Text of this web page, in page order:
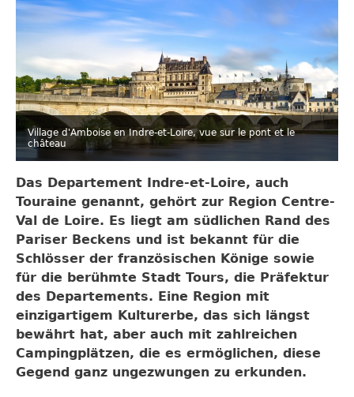
Village d'Amboise en Indre-et-Loire, vue sur le pont et le
château
Das Departement Indre-et-Loire, auch
Touraine genannt, gehört zur Region Centre-
Val de Loire. Es liegt am südlichen Rand des
Pariser Beckens und ist bekannt für die
Schlösser der französischen Könige sowie
für die berühmte Stadt Tours, die Präfektur
des Departements. Eine Region mit
einzigartigem Kulturerbe, das sich längst
bewährt hat, aber auch mit zahlreichen
Campingplätzen, die es ermöglichen, diese
Gegend ganz ungezwungen zu erkunden.